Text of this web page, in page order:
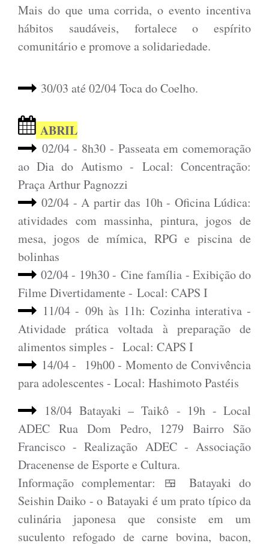
Mais do que uma corrida, o evento incentiva
hábitos saudáveis, fortalece o espírito
comunitário e promove a solidariedade.
30/03 até 02/04 Toca do Coelho.
ABRIL
02/04 - 8h30 - Passeata em comemoração
ao Dia do Autismo - Local: Concentração:
Praça Arthur Pagnozzi
02/04 - A partir das 10h - Oficina Lúdica:
atividades com massinha, pintura, jogos de
mesa, jogos de mímica, RPG e piscina de
bolinhas
02/04 - 19h30 - Cine família - Exibição do
Filme Divertidamente - Local: CAPS I
11/04 - 09h às 11h: Cozinha interativa -
Atividade prática voltada à preparação de
alimentos simples - Local: CAPS I
14/04 - 19h00 - Momento de Convivência
para adolescentes - Local: Hashimoto Pastéis
18/04 Batayaki – Taikô - 19h - Local
ADEC Rua Dom Pedro, 1279 Bairro São
Francisco - Realização ADEC - Associação
Dracenense de Esporte e Cultura.
Informação complementar: 🍱 Batayaki do
Seishin Daiko - o Batayaki é um prato típico da
culinária japonesa que consiste em um
suculento refogado de carne bovina, bacon,